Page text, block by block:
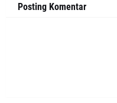
Posting Komentar